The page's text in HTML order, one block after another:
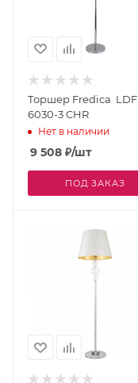
Торшер Fredica LDF
6030-3 CHR
Нет в наличии
9 508 ₽/шт
ПОД ЗАКАЗ